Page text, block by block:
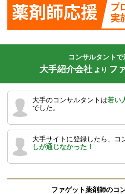
コンサルタントで
大手紹介会社 より フ
大手のコンサルタントは若い
でした。
大手サイトに登録したら、コ
しが通じなかった！
ファゲット薬剤師のコ